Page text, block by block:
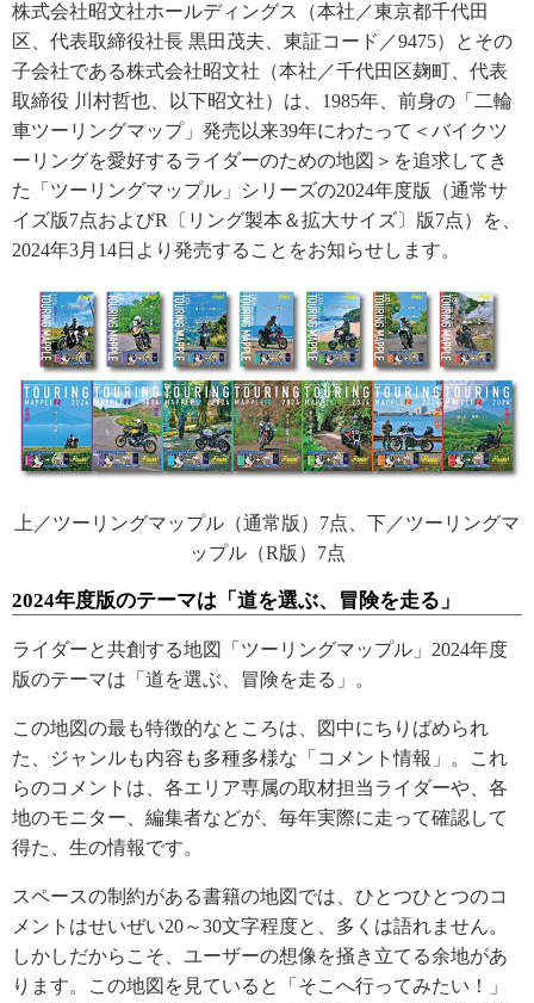
株式会社昭文社ホールディングス（本社／東京都千代田
区、代表取締役社長 黒田茂夫、東証コード／9475）とその
子会社である株式会社昭文社（本社／千代田区麹町、代表
取締役 川村哲也、以下昭文社）は、1985年、前身の「二輪
車ツーリングマップ」発売以来39年にわたって＜バイクツ
ーリングを愛好するライダーのための地図＞を追求してき
た「ツーリングマップル」シリーズの2024年度版（通常サ
イズ版7点およびR〔リング製本＆拡大サイズ〕版7点）を、
2024年3月14日より発売することをお知らせします。
上／ツーリングマップル（通常版）7点、下／ツーリングマ
ップル（R版）7点
2024年度版のテーマは「道を選ぶ、冒険を走る」
ライダーと共創する地図「ツーリングマップル」2024年度
版のテーマは「道を選ぶ、冒険を走る」。
この地図の最も特徴的なところは、図中にちりばめられ
た、ジャンルも内容も多種多様な「コメント情報」。これ
らのコメントは、各エリア専属の取材担当ライダーや、各
地のモニター、編集者などが、毎年実際に走って確認して
得た、生の情報です。
スペースの制約がある書籍の地図では、ひとつひとつのコ
メントはせいぜい20～30文字程度と、多くは語れません。
しかしだからこそ、ユーザーの想像を掻き立てる余地があ
ります。この地図を見ていると「そこへ行ってみたい！」